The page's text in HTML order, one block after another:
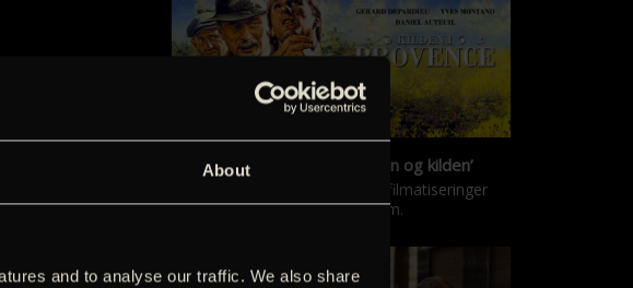
About
and to analyse our traffic. We also share
‘Kilden i Provence’ & ‘Manon og kilden’
De klassiske Marcel Pagnol-filmatiseringer
er tilbage i nyrestaureret form.